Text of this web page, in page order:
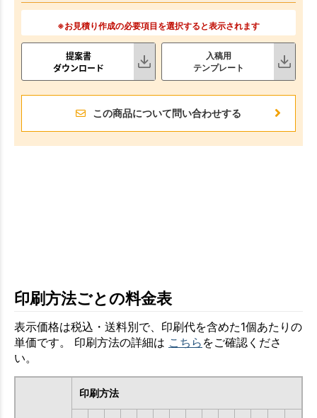
※お見積り作成の必要項目を選択すると表示されます
提案書
ダウンロード
入稿用
テンプレート
この商品について問い合わせする
印刷方法ごとの料金表
表示価格は税込・送料別で、印刷代を含めた1個あたりの
単価です。 印刷方法の詳細は こちら をご確認くださ
い。
印刷方法